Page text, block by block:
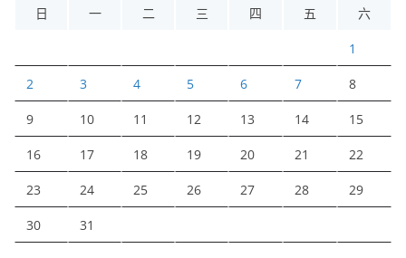
日
一 二 三 四 五 六
1
2 3 4 5 6 7 8
9 10 11 12 13 14 15
16 17 18 19 20 21 22
23 24 25 26 27 28 29
30 31